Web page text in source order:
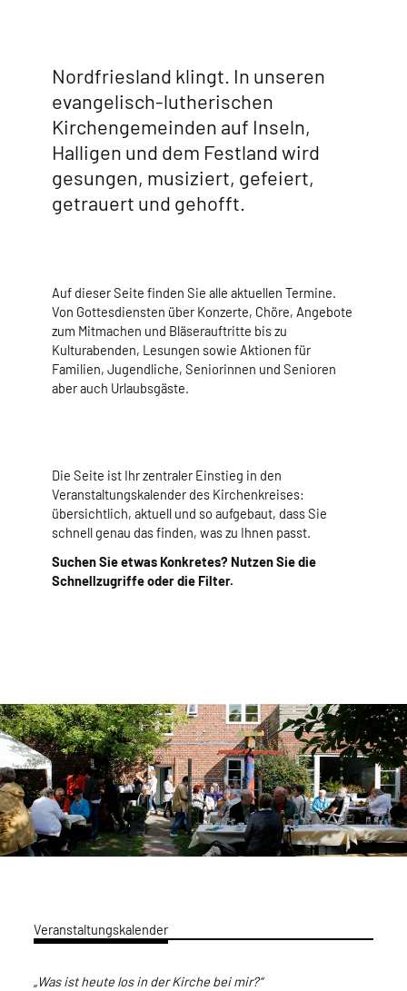
Nordfriesland klingt. In unseren
evangelisch-lutherischen
Kirchengemeinden auf Inseln,
Halligen und dem Festland wird
gesungen, musiziert, gefeiert,
getrauert und gehofft.
Auf dieser Seite finden Sie alle aktuellen Termine.
Von Gottesdiensten über Konzerte, Chöre, Angebote
zum Mitmachen und Bläserauftritte bis zu
Kulturabenden, Lesungen sowie Aktionen für
Familien, Jugendliche, Seniorinnen und Senioren
aber auch Urlaubsgäste.
Die Seite ist Ihr zentraler Einstieg in den
Veranstaltungskalender des Kirchenkreises:
übersichtlich, aktuell und so aufgebaut, dass Sie
schnell genau das finden, was zu Ihnen passt.
Suchen Sie etwas Konkretes? Nutzen Sie die
Schnellzugriffe oder die Filter.
Veranstaltungskalender
„Was ist heute los in der Kirche bei mir?“